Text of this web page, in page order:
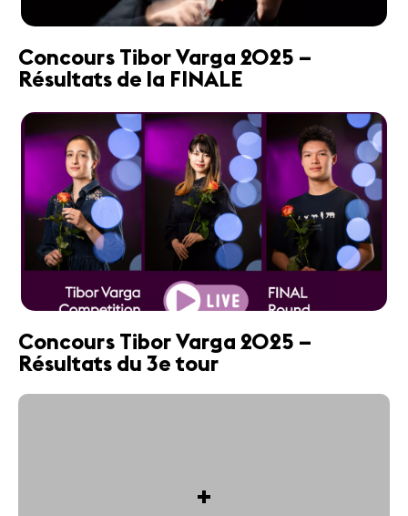
Concours Tibor Varga 2025 –
Résultats de la FINALE
Concours Tibor Varga 2025 –
Résultats du 3e tour
+